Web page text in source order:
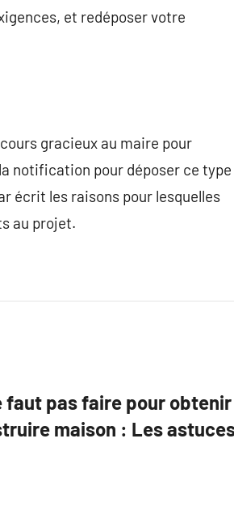
et redéposer votre
gracieux au maire pour
notification pour déposer ce type
écrit les raisons pour lesquelles
au projet.
faut pas faire pour
maison : Les